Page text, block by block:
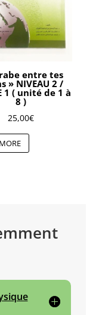
entre tes
» NIVEAU 2 /
1 ( unité de 1 à
8 )
25,00€